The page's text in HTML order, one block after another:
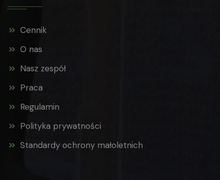
Cennik
O nas
Nasz zespół
Praca
Regulamin
Polityka prywatności
Standardy ochrony małoletnich